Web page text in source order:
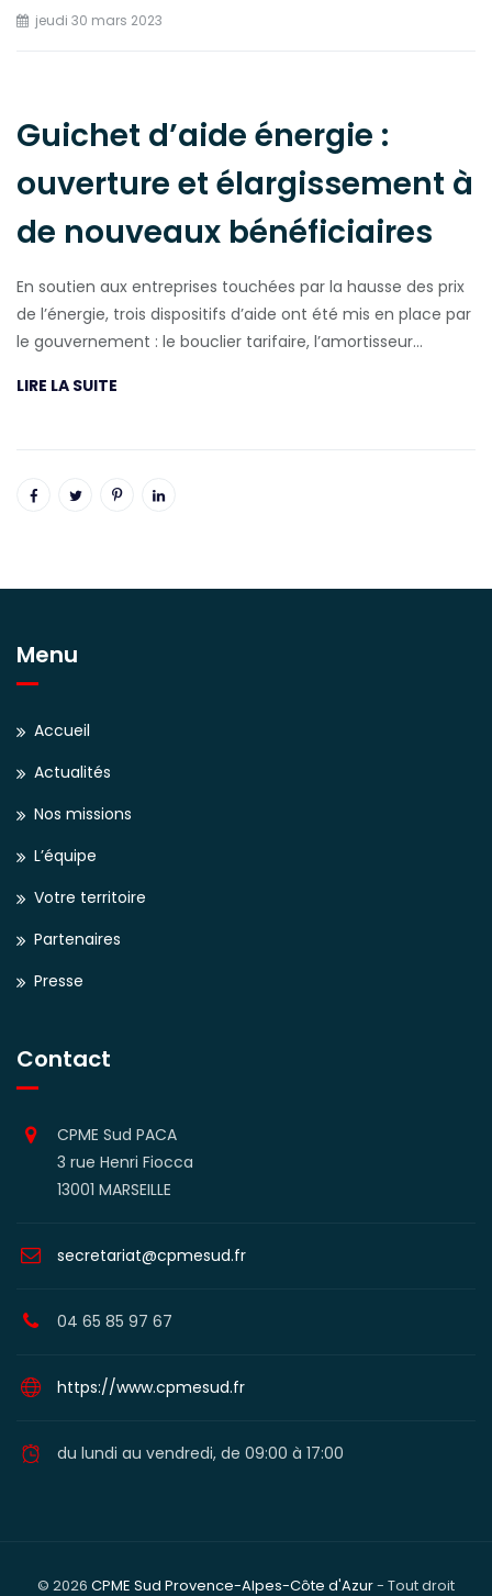
jeudi 30 mars 2023
Guichet d’aide énergie :
ouverture et élargissement à
de nouveaux bénéficiaires
En soutien aux entreprises touchées par la hausse des prix
de l’énergie, trois dispositifs d’aide ont été mis en place par
le gouvernement : le bouclier tarifaire, l’amortisseur…
LIRE LA SUITE
Menu
Accueil
Actualités
Nos missions
L’équipe
Votre territoire
Partenaires
Presse
Contact
CPME Sud PACA
3 rue Henri Fiocca
13001 MARSEILLE
secretariat@cpmesud.fr
04 65 85 97 67
https://www.cpmesud.fr
du lundi au vendredi, de 09:00 à 17:00
© 2026 CPME Sud Provence-Alpes-Côte d'Azur- Tout droit